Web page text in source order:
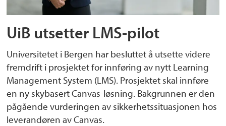
UiB utsetter LMS-pilot
Universitetet i Bergen har besluttet å utsette videre
fremdrift i prosjektet for innføring av nytt Learning
Management System (LMS). Prosjektet skal innføre
en ny skybasert Canvas-løsning. Bakgrunnen er den
pågående vurderingen av sikkerhetssituasjonen hos
leverandøren av Canvas.